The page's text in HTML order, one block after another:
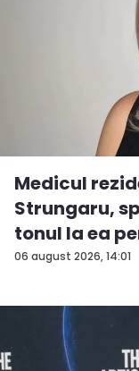
06 august 2026, 14:01
Medicul
Strungaru,
tonul la ea
a...